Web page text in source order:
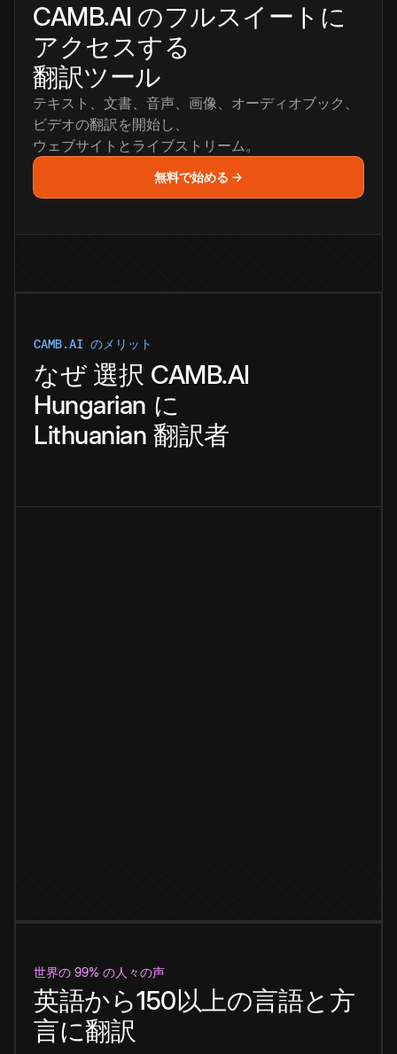
CAMB.AI のフルスイートに
アクセスする
翻訳ツール
テキスト、文書、音声、画像、オーディオブック、
ビデオの翻訳を開始し、
ウェブサイトとライブストリーム。
無料で始める →
CAMB.AI のメリット
なぜ 選択 CAMB.AI
Hungarian に
Lithuanian 翻訳者
世界の 99% の人々の声
英語から150以上の言語と方
言に翻訳